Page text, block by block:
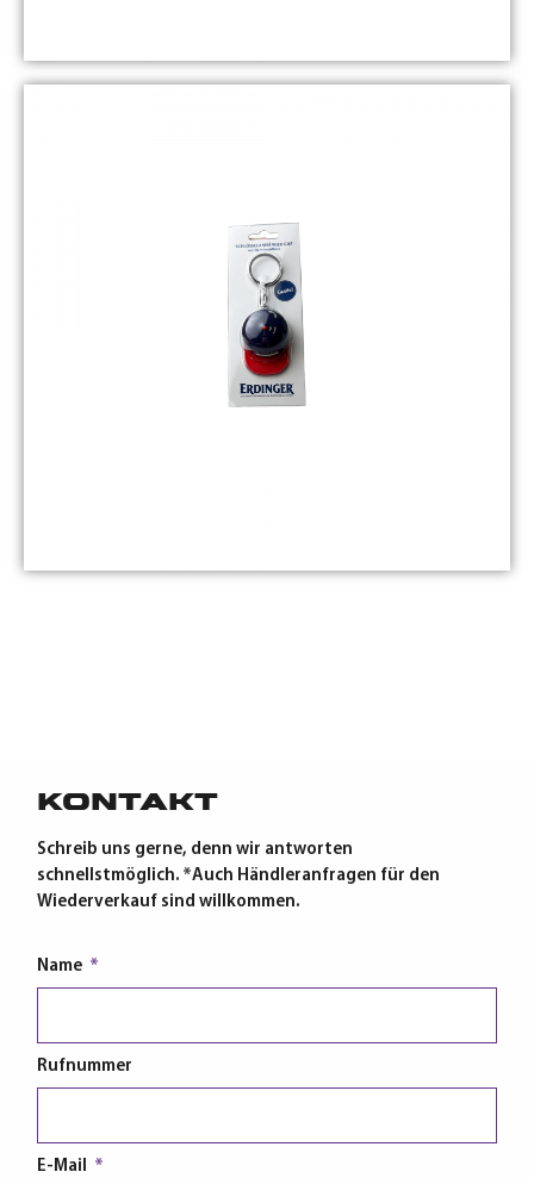
Kontakt
Schreib uns gerne, denn wir antworten
schnellstmöglich. *Auch Händleranfragen für den
Wiederverkauf sind willkommen.
Name
Rufnummer
E-Mail